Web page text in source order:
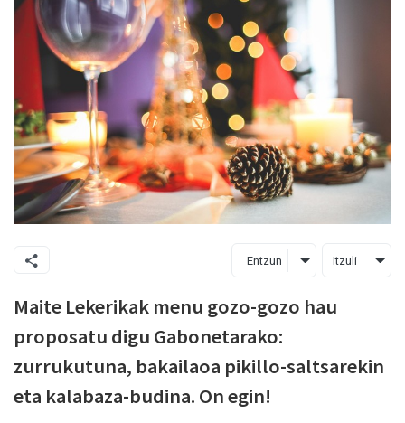
Entzun Itzuli
Maite Lekerikak menu gozo-gozo hau
proposatu digu Gabonetarako:
zurrukutuna, bakailaoa pikillo-saltsarekin
eta kalabaza-budina. On egin!